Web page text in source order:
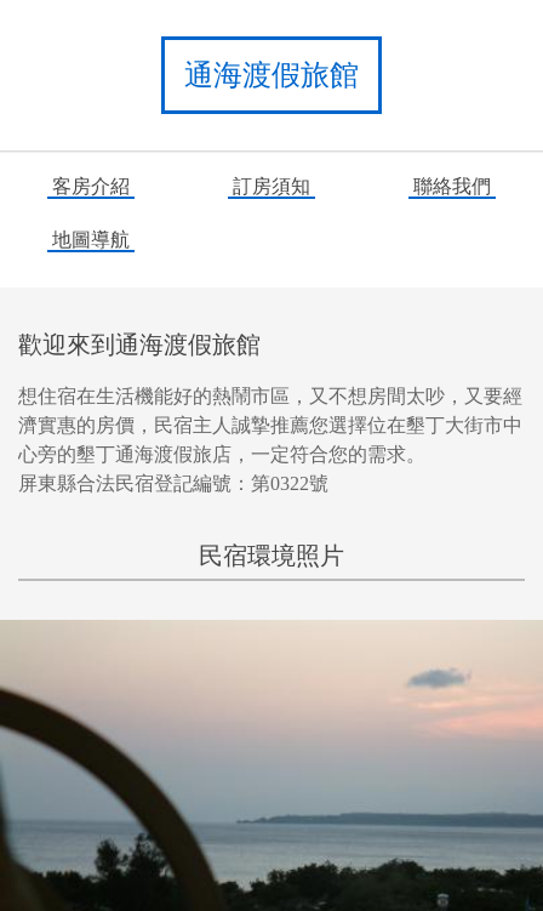
通海渡假旅館
客房介紹 訂房須知 聯絡我們
地圖導航
歡迎來到通海渡假旅館
想住宿在生活機能好的熱鬧市區，又不想房間太吵，又要經
濟實惠的房價，民宿主人誠摯推薦您選擇位在墾丁大街市中
心旁的墾丁通海渡假旅店，一定符合您的需求。
屏東縣合法民宿登記編號：第0322號
民宿環境照片